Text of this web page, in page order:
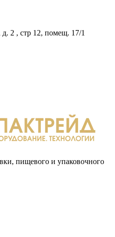
2 , стр 12, помещ. 17/1
пищевого и упаковочного